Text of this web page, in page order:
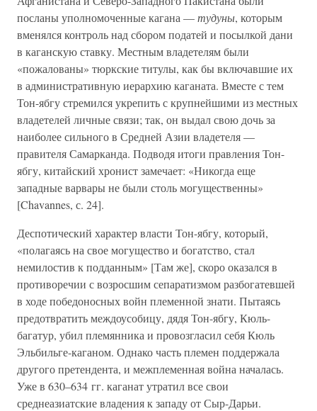
посланы уполномоченные кагана —тудуны, которым
вменялся контроль над сбором податей и посылкой дани
в каганскую ставку. Местным владетелям были
«пожалованы» тюркские титулы, как бы включавшие их
в административную иерархию каганата. Вместе с тем
Тон-ябгу стремился укрепить с крупнейшими из местных
владетелей личные связи; так, он выдал свою дочь за
наиболее сильного в Средней Азии владетеля —
правителя Самарканда. Подводя итоги правления Тон-
ябгу, китайский хронист замечает: «Никогда еще
западные варвары не были столь могущественны»
[Chavannes, с. 24].
Деспотический характер власти Тон-ябгу, который,
«полагаясь на свое могущество и богатство, стал
немилостив к подданным» [Там же], скоро оказался в
противоречии с возросшим сепаратизмом разбогатевшей
в ходе победоносных войн племенной знати. Пытаясь
предотвратить междоусобицу, дядя Тон-ябгу, Кюль-
багатур, убил племянника и провозгласил себя Кюль
Эльбильге-каганом. Однако часть племен поддержала
другого претендента, и межплеменная война началась.
Уже в 630–634 гг. каганат утратил все свои
среднеазиатские владения к западу от Сыр-Дарьи.